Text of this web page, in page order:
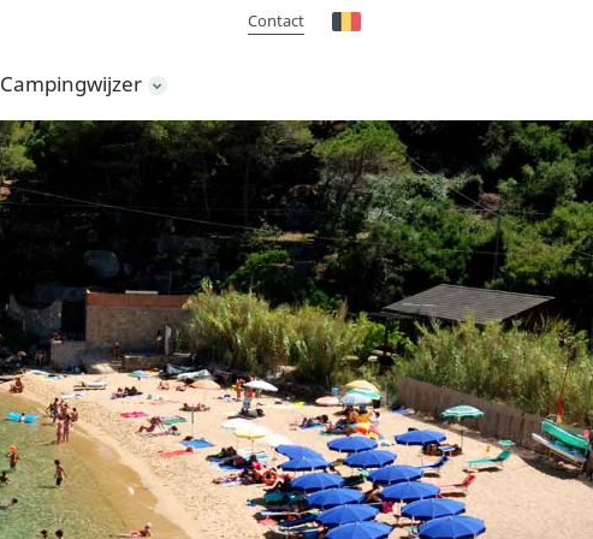
Campingwijzer
Contact